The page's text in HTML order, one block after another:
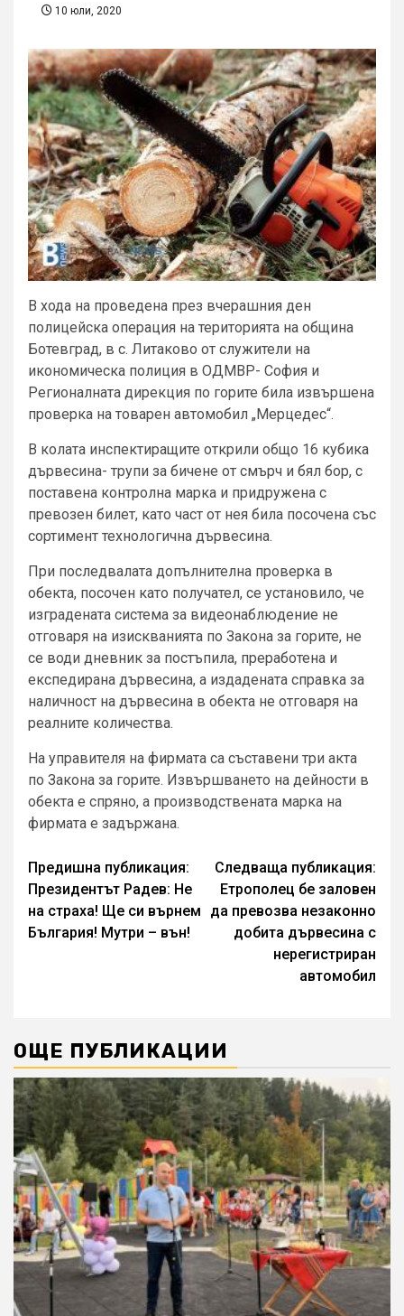
10 юли, 2020
В хода на проведена през вчерашния ден
полицейска операция на територията на община
Ботевград, в с. Литаково от служители на
икономическа полиция в ОДМВР- София и
Регионалната дирекция по горите била извършена
проверка на товарен автомобил „Мерцедес“.
В колата инспектиращите открили общо 16 кубика
дървесина- трупи за бичене от смърч и бял бор, с
поставена контролна марка и придружена с
превозен билет, като част от нея била посочена със
сортимент технологична дървесина.
При последвалата допълнителна проверка в
обекта, посочен като получател, се установило, че
изградената система за видеонаблюдение не
отговаря на изискванията по Закона за горите, не
се води дневник за постъпила, преработена и
експедирана дървесина, а издадената справка за
наличност на дървесина в обекта не отговаря на
реалните количества.
На управителя на фирмата са съставени три акта
по Закона за горите. Извършването на дейности в
обекта е спряно, а производствената марка на
фирмата е задържана.
Continue
Reading
Предишна публикация:
Президентът Радев: Не
на страха! Ще си върнем
България! Мутри – вън!
Следваща публикация:
Етрополец бе заловен
да превозва незаконно
добита дървесина с
нерегистриран
автомобил
ОЩЕ ПУБЛИКАЦИИ